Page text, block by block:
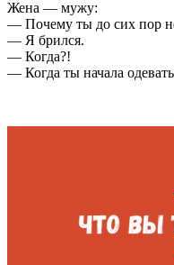
Жена — мужу:
— Почему ты до сих пор
— Я брился.
— Когда?!
— Когда ты начала